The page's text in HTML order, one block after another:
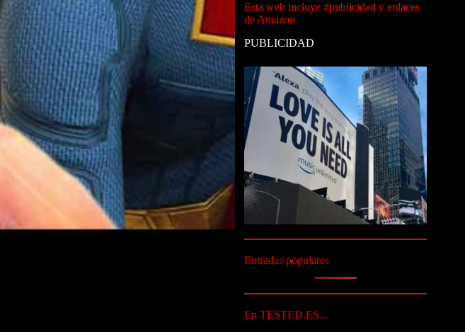
Esta web incluye #publicidad y enlaces
de Amazon
PUBLICIDAD
Entradas populares
En TESTED.ES...